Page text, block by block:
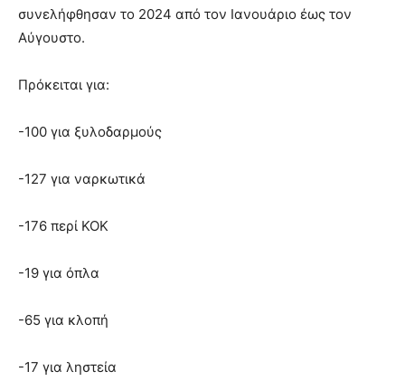
συνελήφθησαν το 2024 από τον Ιανουάριο έως τον
Αύγουστο.
Πρόκειται για:
-100 για ξυλοδαρμούς
-127 για ναρκωτικά
-176 περί ΚΟΚ
-19 για όπλα
-65 για κλοπή
-17 για ληστεία